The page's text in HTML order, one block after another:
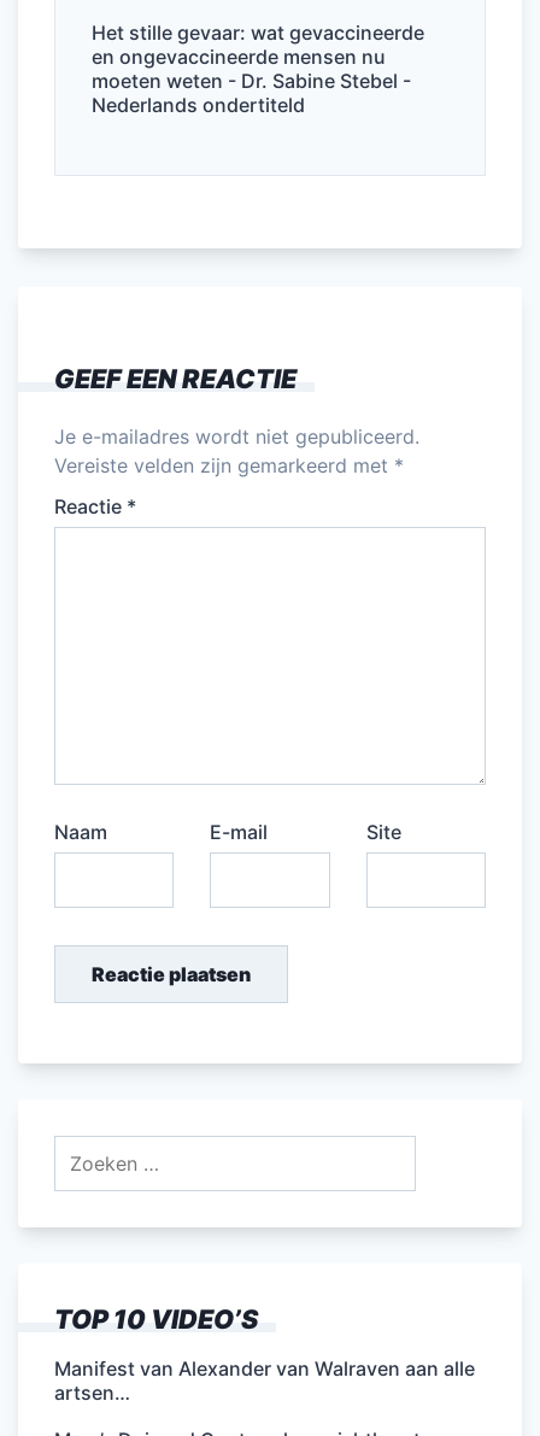
Het stille gevaar: wat gevaccineerde
en ongevaccineerde mensen nu
moeten weten - Dr. Sabine Stebel -
Nederlands ondertiteld
GEEF EEN REACTIE
Je e-mailadres wordt niet gepubliceerd.
Vereiste velden zijn gemarkeerd met *
Reactie *
Naam E-mail Site
TOP 10 VIDEO’S
Manifest van Alexander van Walraven aan alle
artsen…